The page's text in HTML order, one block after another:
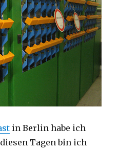
in Berlin habe ich
Tagen bin ich